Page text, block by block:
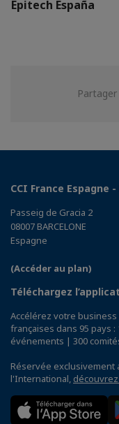
Epitech España
CCI France Espagne
Passeig de Gracia 2
08007 BARCELONE
Espagne
(Accéder au plan)
Téléchargez
Accélérez votre
françaises dans 95 pays
événements | 300
Réservée exclusivement
l'International,